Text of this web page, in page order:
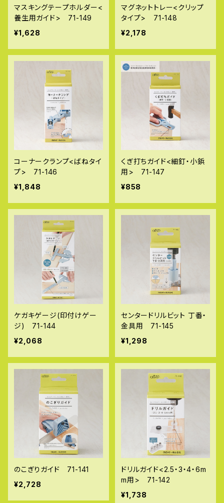
マスキングテープホルダー<
養生用ガイド> 71-149
¥1,628
マグネットトレー<クリップ
タイプ> 71-148
¥2,178
コーナークランプ<ばねタイ
プ> 71-146
¥1,848
くぎ打ちガイド<細釘・小鋲
用> 71-147
¥858
ケガキゲージ(印付けゲー
ジ) 71-144
¥2,068
センタードリルビット 丁番・
金具用 71-145
¥1,298
のこぎりガイド 71-141
¥2,728
ドリルガイド<2.5・3・4・6m
m用> 71-142
¥1,738